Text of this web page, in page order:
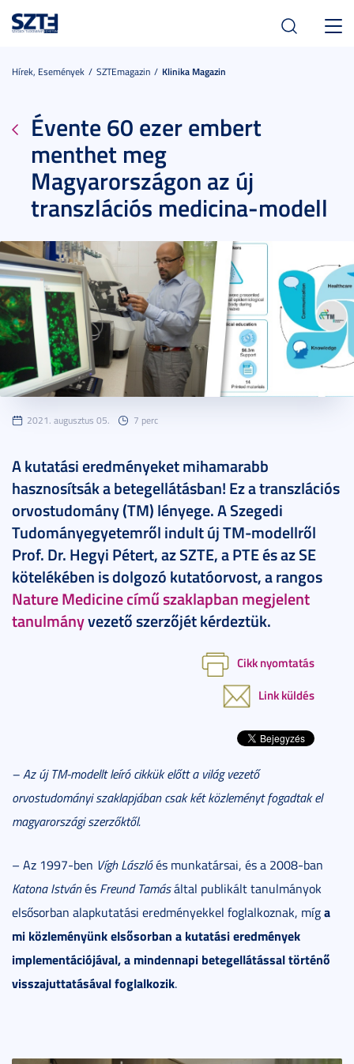
Hírek, Események SZTEmagazin Klinika Magazin
Évente 60 ezer embert
menthet meg
Magyarországon az új
transzlációs medicina-modell
2021. augusztus 05. 7 perc
A kutatási eredményeket mihamarabb
hasznosítsák a betegellátásban! Ez a transzlációs
orvostudomány (TM) lényege. A Szegedi
Tudományegyetemről indult új TM-modellről
Prof. Dr. Hegyi Pétert, az SZTE, a PTE és az SE
kötelékében is dolgozó kutatóorvost, a rangos
Nature Medicine című szaklapban megjelent
tanulmányvezető szerzőjét kérdeztük.
Cikk nyomtatás
Link küldés
– Az új TM-modellt leíró cikkük előtt a világ vezető
orvostudományi szaklapjában csak két közleményt fogadtak el
magyarországi szerzőktől.
– Az 1997-ben Vígh Lászlóés munkatársai, és a 2008-ban
Katona Istvánés Freund Tamásáltal publikált tanulmányok
elsősorban alapkutatási eredményekkel foglalkoznak, míga
mi közleményünk elsősorban a kutatási eredmények
implementációjával, a mindennapi betegellátással történő
visszajuttatásával foglalkozik.